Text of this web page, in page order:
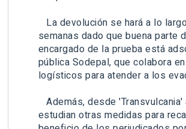
La devolución se hará a lo
semanas dado que buena parte
encargado de la prueba está
pública Sodepal, que colabora
logísticos para atender a los
Además, desde
estudian otras medidas para